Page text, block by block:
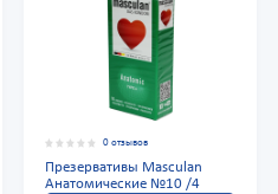
0 отзывов
Презервативы Masculan
Анатомические №10 /4